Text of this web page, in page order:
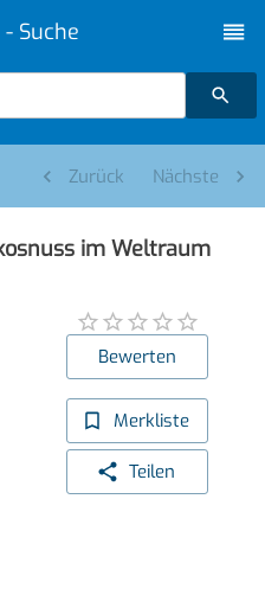
Suche
Zurück Nächste
im Weltraum
Bewerten
Merkliste
Teilen